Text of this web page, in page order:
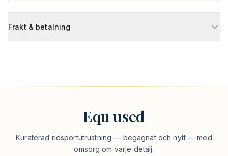
Frakt & betalning
Equ used
Kuraterad ridsportutrustning — begagnat och nytt — med
omsorg om varje detalj.